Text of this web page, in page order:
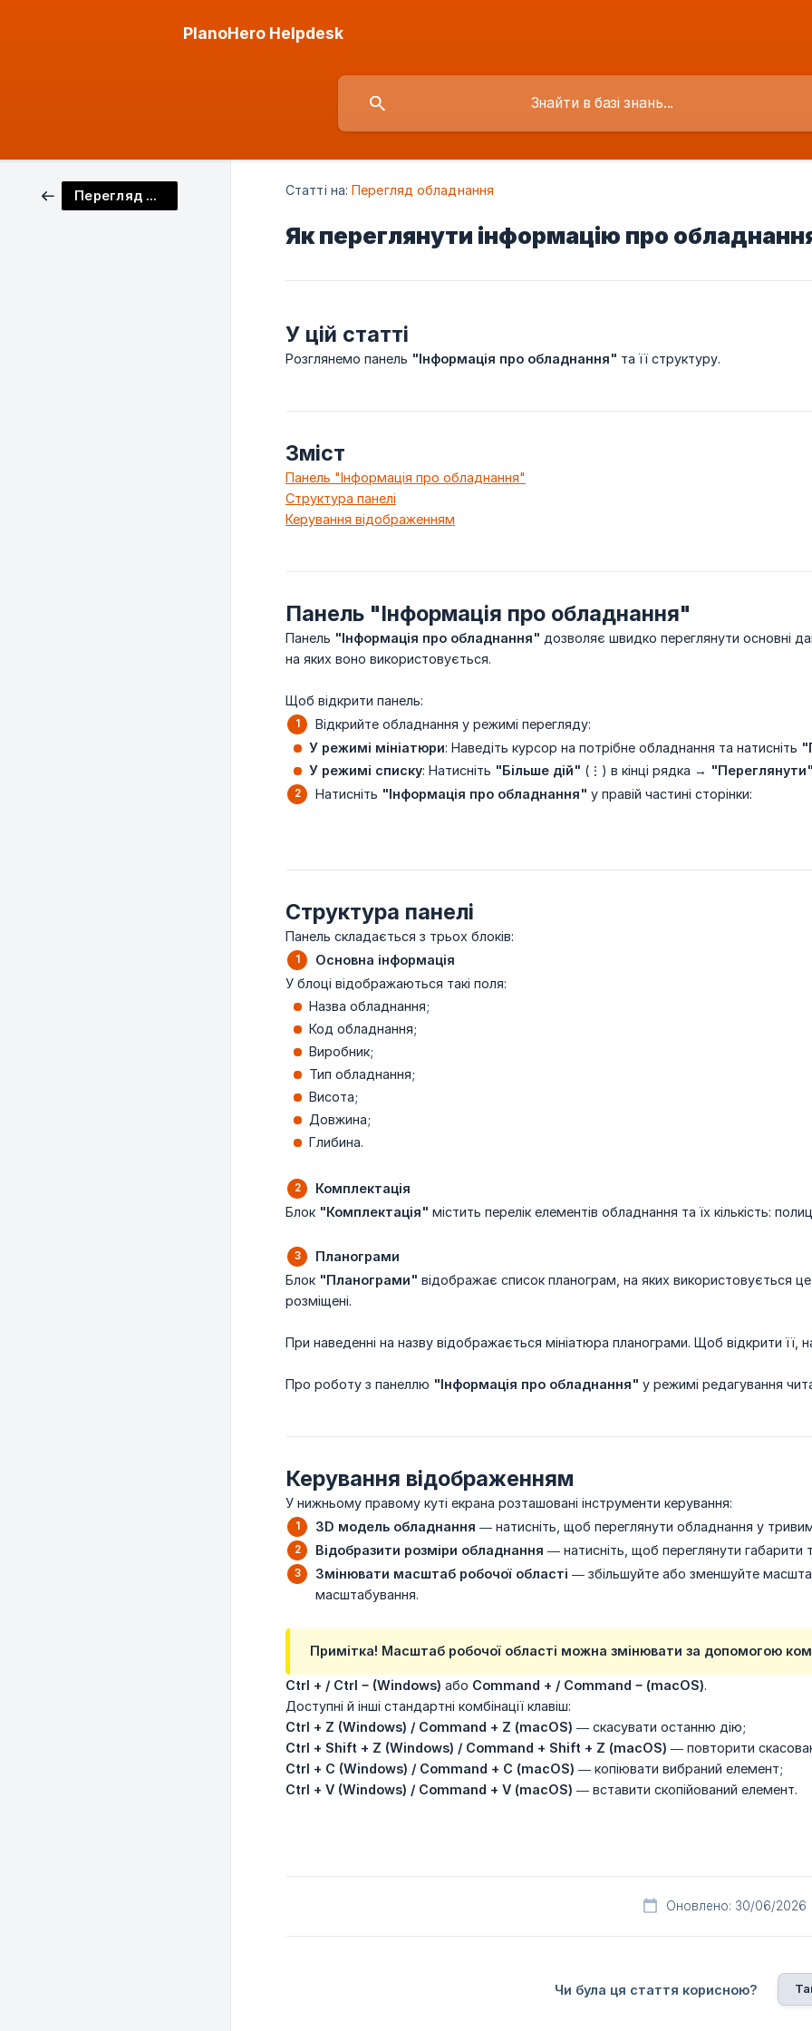
PlanoHero Helpdesk
Перегляд обладнання Статті на: Перегляд обладнання
Як переглянути інформацію про
У цій статті
Розглянемо панель "Інформація про обладнання" та її структуру.
Зміст
Панель "Інформація про обладнання"
Структура панелі
Керування відображенням
Панель "Інформація про обладнання"
Панель "Інформація про обладнання" дозволяє швидко переглянути основні
на яких воно використовується.
Щоб відкрити панель:
Відкрийте обладнання у режимі перегляду:
У режимі мініатюри: Наведіть курсор на потрібне обладнання та натисніть
У режимі списку: Натисніть "Більше дій" (⋮) в кінці рядка → "Переглянути"
Натисніть "Інформація про обладнання" у правій частині сторінки:
Структура панелі
Панель складається з трьох блоків:
Основна інформація
У блоці відображаються такі поля:
Назва обладнання;
Код обладнання;
Виробник;
Тип обладнання;
Висота;
Довжина;
Глибина.
Комплектація
Блок "Комплектація" містить перелік елементів обладнання та їх кількість:
Планограми
Блок "Планограми" відображає список планограм, на яких використовується
розміщені.
При наведенні на назву відображається мініатюра планограми. Щоб відкрити її,
Про роботу з панеллю "Інформація про обладнання" у режимі редагування
Керування відображенням
У нижньому правому куті екрана розташовані інструменти керування:
3D модель обладнання — натисніть, щоб переглянути обладнання у
Відобразити розміри обладнання — натисніть, щоб переглянути габарити
Змінювати масштаб робочої області — збільшуйте або зменшуйте
масштабування.
Примітка! Масштаб робочої області можна змінювати за допомогою
Ctrl + / Ctrl − (Windows) або Command + / Command − (macOS).
Доступні й інші стандартні комбінації клавіш:
Ctrl + Z (Windows) / Command + Z (macOS) — скасувати останню дію;
Ctrl + Shift + Z (Windows) / Command + Shift + Z (macOS) — повторити
Ctrl + C (Windows) / Command + C (macOS) — копіювати вибраний елемент;
Ctrl + V (Windows) / Command + V (macOS) — вставити скопійований елемент.
Оновлено: 30/06/2026
Чи була ця стаття корисною?